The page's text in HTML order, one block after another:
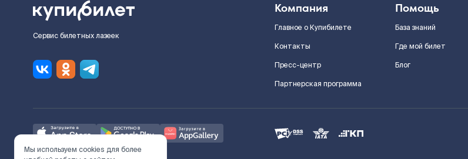
Сервис билетных лазеек
Компания
Главное о Купибилете
Контакты
Пресс-центр
Партнерская программа
Помощь
База знаний
Где мой билет
Блог
Мы используем cookies для более